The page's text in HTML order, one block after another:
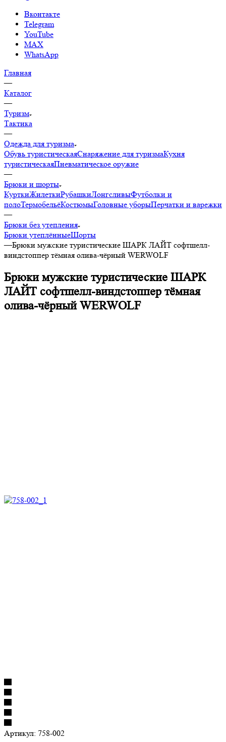
Вконтакте
Telegram
YouTube
MAX
WhatsApp
Главная
—
Каталог
—
Туризм
Тактика
—
Одежда для туризма
Обувь туристическаяСнаряжение для туризмаКухня
туристическаяПневматическое оружие
—
Брюки и шорты
КурткиЖилеткиРубашкиЛонгсливыФутболки и
полоТермобельёКостюмыГоловные уборыПерчатки и варежки
—
Брюки без утепления
Брюки утеплённыеШорты
—Брюки мужские туристические ШАРК ЛАЙТ софтшелл-
виндстоппер тёмная олива-чёрный WERWOLF
Брюки мужские туристические ШАРК
ЛАЙТ софтшелл-виндстоппер тёмная
олива-чёрный WERWOLF
Артикул: 758-002